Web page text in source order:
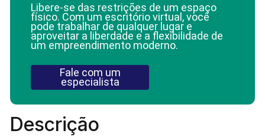
Libere-se das restrições de um espaço
físico. Com um escritório virtual, você
pode trabalhar de qualquer lugar e
aproveitar a liberdade e a flexibilidade de
um empreendimento moderno.
Fale com um
especialista
Descrição